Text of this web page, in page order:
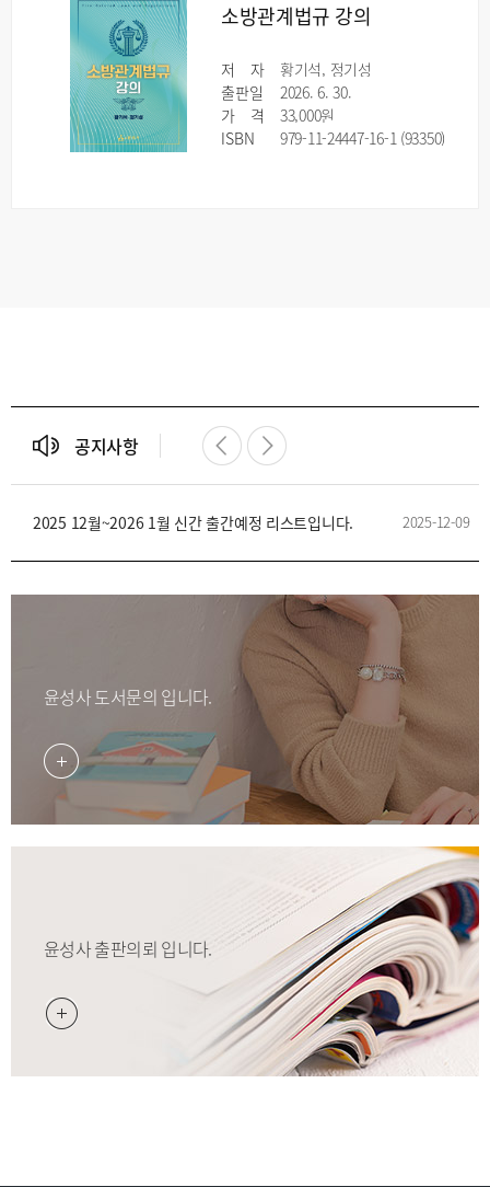
소방관계법규 강의
저 자
황기석, 정기성
출판일
2026. 6. 30.
가
격
33,000원
ISBN
979-11-24447-16-1 (93350)
공지사항
2025 12월~2026 1월 신간 출간예정 리스트입니다. 2025-12-09
2025 12월~2026 1월 신간 출간예정 리스트입니다. 2025-12-09
2025 12월~2026 1월 신간 출간예정 리스트입니다. 2025-12-09
윤성사 도서문의 입니다.
윤성사 출판의뢰 입니다.